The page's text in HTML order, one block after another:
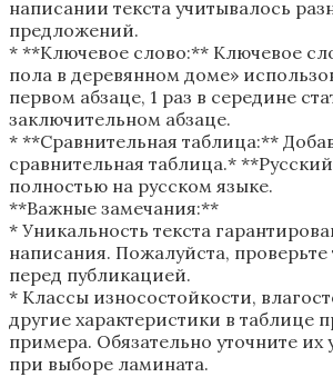
написании текста учитывалось
предложений.
* **Ключевое слово:** Ключевое
пола в деревянном доме»
первом абзаце, 1 раз в середине
заключительном абзаце.
* **Сравнительная таблица:**
сравнительная таблица.*
полностью на русском языке.
**Важные замечания:**
* Уникальность текста
написания. Пожалуйста, проверьте
перед публикацией.
* Классы износостойкости,
другие характеристики в таблице
примера. Обязательно уточните их
при выборе ламината.